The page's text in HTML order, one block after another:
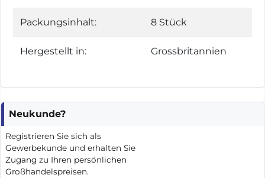
Packungsinhalt: 8 Stück
Hergestellt in: Grossbritannien
Neukunde?
Registrieren Sie sich als
Gewerbekunde und erhalten Sie
Zugang zu Ihren persönlichen
Großhandelspreisen.